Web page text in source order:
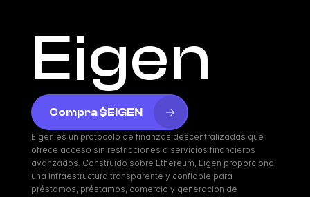
Eigen
Compra $EIGEN
Eigen es un protocolo de finanzas descentralizadas que
ofrece acceso sin restricciones a servicios financieros
avanzados. Construido sobre Ethereum, Eigen proporciona
una infraestructura transparente y confiable para
préstamos, préstamos, comercio y generación de